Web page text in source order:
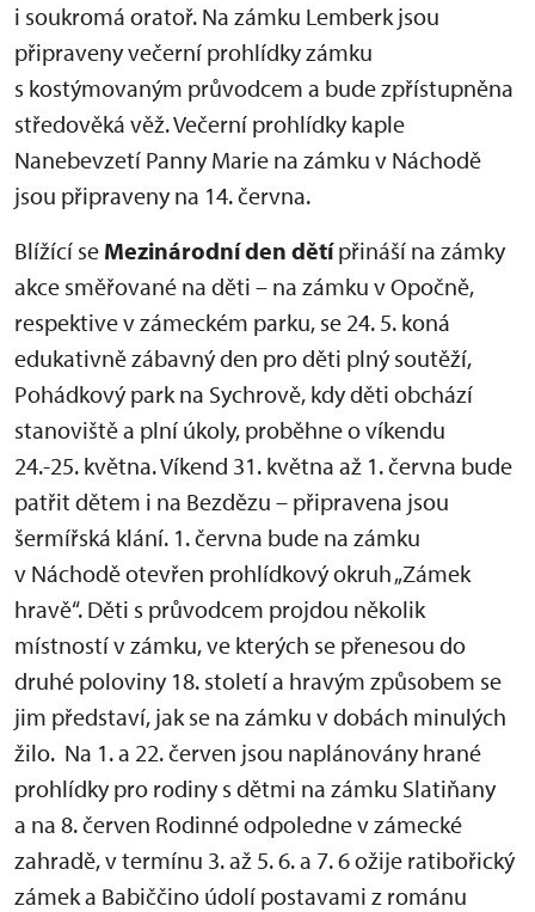
i soukromá oratoř. Na zámku Lemberk jsou
připraveny večerní prohlídky zámku
s kostýmovaným průvodcem a bude zpřístupněna
středověká věž. Večerní prohlídky kaple
Nanebevzetí Panny Marie na zámku v Náchodě
jsou připraveny na 14. června.
Blížící se Mezinárodní den dětípřináší na zámky
akce směřované na děti – na zámku v Opočně,
respektive v zámeckém parku, se 24. 5. koná
edukativně zábavný den pro děti plný soutěží,
Pohádkový park na Sychrově, kdy děti obchází
stanoviště a plní úkoly, proběhne o víkendu
24.-25. května. Víkend 31. května až 1. června bude
patřit dětem i na Bezdězu – připravena jsou
šermířská klání. 1. června bude na zámku
v Náchodě otevřen prohlídkový okruh „Zámek
hravě“. Děti s průvodcem projdou několik
místností v zámku, ve kterých se přenesou do
druhé poloviny 18. století a hravým způsobem se
jim představí, jak se na zámku v dobách minulých
žilo. Na 1. a 22. červen jsou naplánovány hrané
prohlídky pro rodiny s dětmi na zámku Slatiňany
a na 8. červen Rodinné odpoledne v zámecké
zahradě, v termínu 3. až 5. 6. a 7. 6 ožije ratibořický
zámek a Babiččino údolí postavami z románu